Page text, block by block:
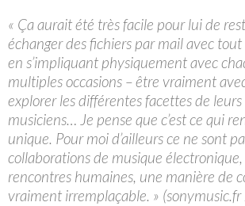
« Ça aurait été très facile pour lui de
échanger des fichiers par mail avec
en s’impliquant physiquement avec
multiples occasions – être vraiment
explorer les différentes facettes de
musiciens… Je pense que c’est ce qui
unique. Pour moi d’ailleurs ce ne sont
collaborations de musique électronique,
rencontres humaines, une manière de
vraiment irremplaçable. »